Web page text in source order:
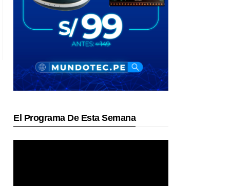
El Programa De Esta Semana